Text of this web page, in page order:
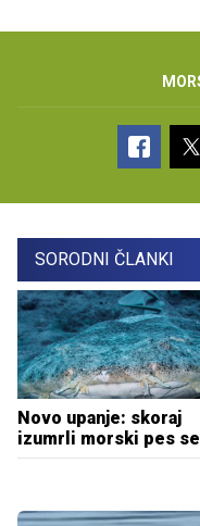
SORODNI ČLANKI
Novo upanje: skoraj
izumrli morski pes
vrnil v Jadransko